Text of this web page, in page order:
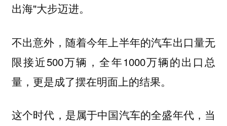
出海"大步迈进。
不出意外，随着今年上半年的汽车出口量无
限接近500万辆，全年1000万辆的出口总
量，更是成了摆在明面上的结果。
这个时代，是属于中国汽车的全盛年代，当